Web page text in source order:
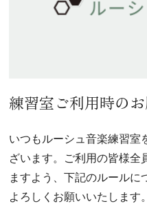
練習室ご利用時の
いつもルーシュ音楽練習室
ざいます。ご利用の皆様全
ますよう、下記のルールに
よろしくお願いいたします